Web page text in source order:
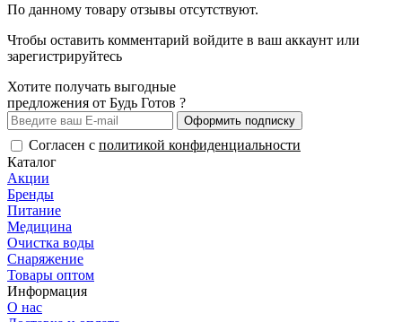
По данному товару отзывы отсутствуют.
Чтобы оставить комментарий войдите в ваш аккаунт или
зарегистрируйтесь
Хотите получать выгодные
предложения от Будь Готов ?
Оформить подписку
Согласен с политикой конфиденциальности
Каталог
Акции
Бренды
Питание
Медицина
Очистка воды
Снаряжение
Товары оптом
Информация
О нас